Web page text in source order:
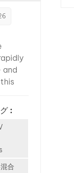
の色
着
を
的な
させ
プ
車補
や研
な
and
than
NIO,
Li
:
合